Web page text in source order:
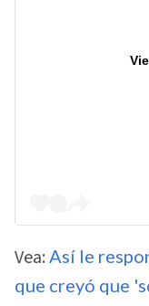
Vea: Así le
que creyó que